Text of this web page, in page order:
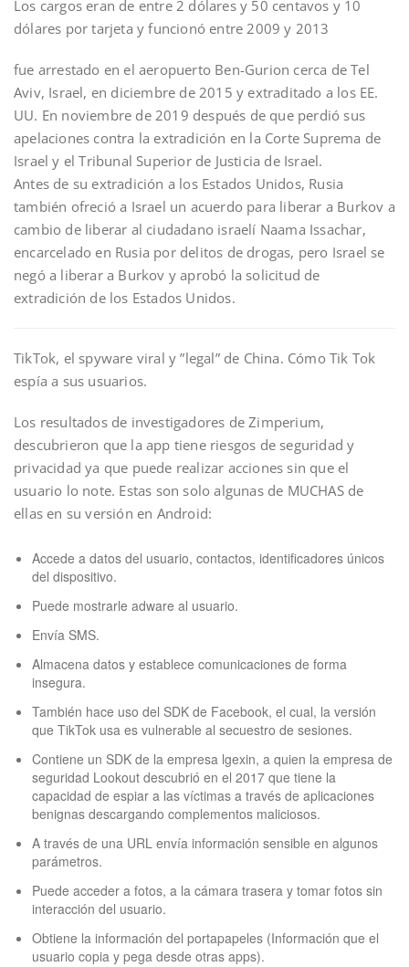
Los cargos eran de entre 2 dólares y 50 centavos y 10
dólares por tarjeta y funcionó entre 2009 y 2013
fue arrestado en el aeropuerto Ben-Gurion cerca de Tel
Aviv, Israel, en diciembre de 2015 y extraditado a los EE.
UU. En noviembre de 2019 después de que perdió sus
apelaciones contra la extradición en la Corte Suprema de
Israel y el Tribunal Superior de Justicia de Israel.
Antes de su extradición a los Estados Unidos, Rusia
también ofreció a Israel un acuerdo para liberar a Burkov a
cambio de liberar al ciudadano israelí Naama Issachar,
encarcelado en Rusia por delitos de drogas, pero Israel se
negó a liberar a Burkov y aprobó la solicitud de
extradición de los Estados Unidos.
TikTok, el spyware viral y ”legal” de China. Cómo Tik Tok
espía a sus usuarios.
Los resultados de investigadores de Zimperium,
descubrieron que la app tiene riesgos de seguridad y
privacidad ya que puede realizar acciones sin que el
usuario lo note. Estas son solo algunas de MUCHAS de
ellas en su versión en Android:
Accede a datos del usuario, contactos, identificadores únicos
del dispositivo.
Puede mostrarle adware al usuario.
Envía SMS.
Almacena datos y establece comunicaciones de forma
insegura.
También hace uso del SDK de Facebook, el cual, la versión
que TikTok usa es vulnerable al secuestro de sesiones.
Contiene un SDK de la empresa lgexin, a quien la empresa de
seguridad Lookout descubrió en el 2017 que tiene la
capacidad de espiar a las víctimas a través de aplicaciones
benignas descargando complementos maliciosos.
A través de una URL envía información sensible en algunos
parámetros.
Puede acceder a fotos, a la cámara trasera y tomar fotos sin
interacción del usuario.
Obtiene la información del portapapeles (Información que el
usuario copia y pega desde otras apps).